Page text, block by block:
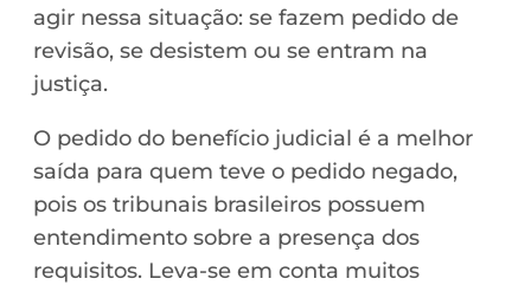
agir nessa situação: se fazem pedido de
revisão, se desistem ou se entram na
justiça.
O pedido do benefício judicial é a melhor
saída para quem teve o pedido negado,
pois os tribunais brasileiros possuem
entendimento sobre a presença dos
requisitos. Leva-se em conta muitos